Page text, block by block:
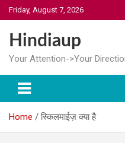
Skip
to
content
Friday, August 7, 2026
Hindiaup
Your Attention->Your
Home स्किलमाईज़ क्या है